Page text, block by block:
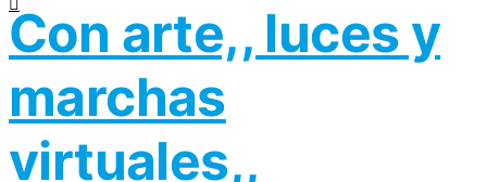
Con arte,, luces y
marchas
virtuales,,